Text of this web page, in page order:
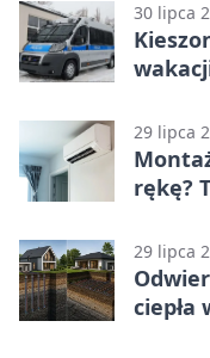
30 lipca
29 lipca
rękę?
29 lipca
ciepła